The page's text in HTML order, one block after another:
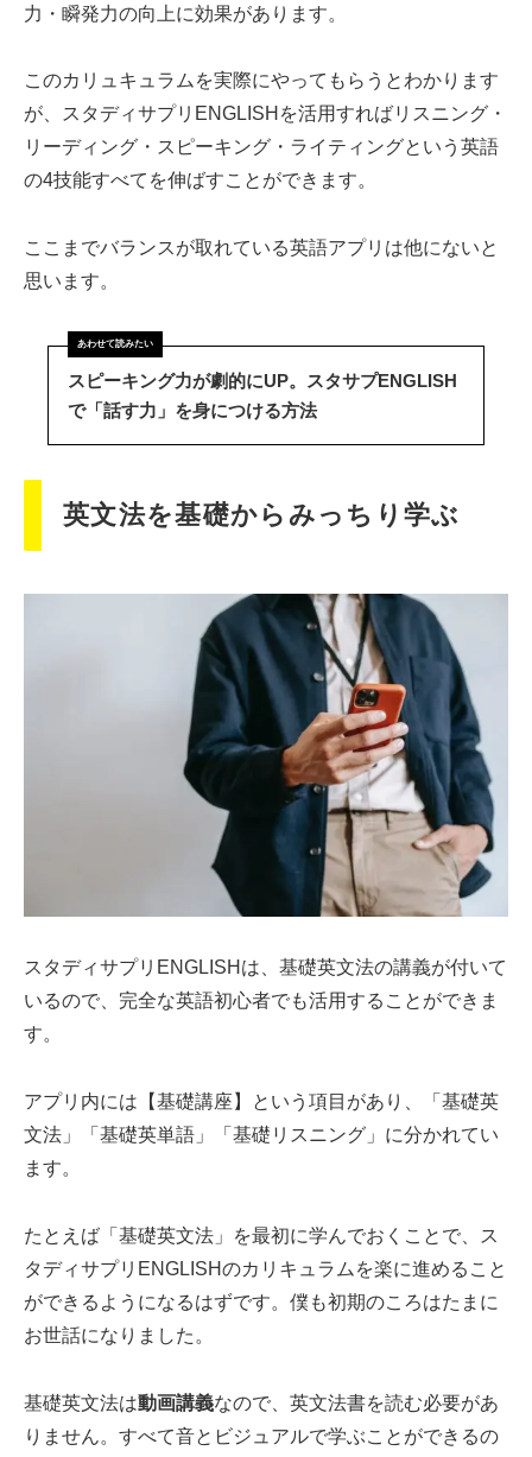
力・瞬発力の向上に効果があります。
このカリュキュラムを実際にやってもらうとわかります
が、スタディサプリENGLISHを活用すればリスニング・
リーディング・スピーキング・ライティングという英語
の4技能すべてを伸ばすことができます。
ここまでバランスが取れている英語アプリは他にないと
思います。
スピーキング力が劇的にUP。スタサプENGLISH
で「話す力」を身につける方法
英文法を基礎からみっちり学ぶ
スタディサプリENGLISHは、基礎英文法の講義が付いて
いるので、完全な英語初心者でも活用することができま
す。
アプリ内には【基礎講座】という項目があり、「基礎英
文法」「基礎英単語」「基礎リスニング」に分かれてい
ます。
たとえば「基礎英文法」を最初に学んでおくことで、ス
タディサプリENGLISHのカリキュラムを楽に進めること
ができるようになるはずです。僕も初期のころはたまに
お世話になりました。
基礎英文法は動画講義なので、英文法書を読む必要があ
りません。すべて音とビジュアルで学ぶことができるの